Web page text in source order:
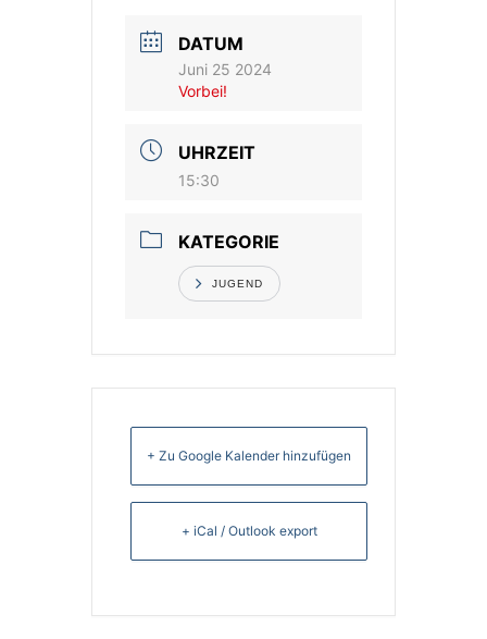
DATUM
Juni 25 2024
Vorbei!
UHRZEIT
15:30
KATEGORIE
JUGEND
+ Zu Google Kalender hinzufügen
+ iCal / Outlook export